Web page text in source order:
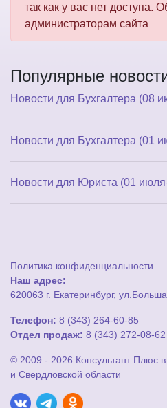
так как у вас нет доступа.
администраторам сайта
Популярные
Новости для Бухгалтера (08
Новости для Бухгалтера (01
Новости для Юриста (01
Политика конфиденциальности
Наш адрес:
620063 г. Екатеринбург,
Телефон: 8 (343) 264-60-85
Отдел продаж: 8 (343) 272-08-62
© 2009 - 2026 Консультант Плюс в
и Свердловской области